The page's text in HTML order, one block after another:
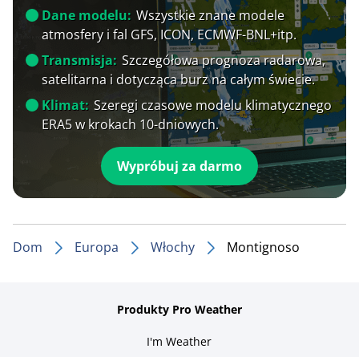
Dane modelu: Wszystkie znane modele
atmosfery i fal GFS, ICON, ECMWF-BNL+itp.
Transmisja: Szczegółowa prognoza radarowa,
satelitarna i dotycząca burz na całym świecie.
Klimat: Szeregi czasowe modelu klimatycznego
ERA5 w krokach 10-dniowych.
Wypróbuj za darmo
Dom Europa Włochy Montignoso
Produkty Pro Weather
I'm Weather